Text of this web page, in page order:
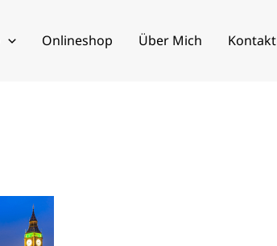
Onlineshop Über Mich Kontakt